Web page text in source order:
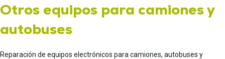
Otros equipos para camiones y
autobuses
Reparación de equipos electrónicos para camiones, autobuses y